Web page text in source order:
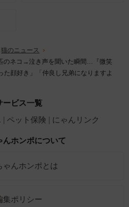
猫のニュース
のネコ→泣き声を聞いた瞬間…『微笑
た顔好き」「仲良し兄弟になりますよ
ービス一覧
ペット保険 にゃんリンク
んホンポについて
ゃんホンポとは
集ポリシー